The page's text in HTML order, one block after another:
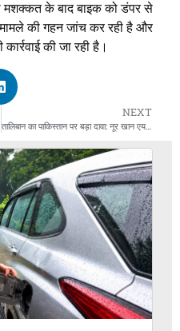
मशक्कत के बाद बाइक को डंपर से
की गहन जांच कर रही है और
की जा रही है।
NEXT
तालिबान का पाकिस्तान पर बड़ा दावा: नूर खान एयरबेस सहित कई सैन्य ठिकानों पर हवाई हमले